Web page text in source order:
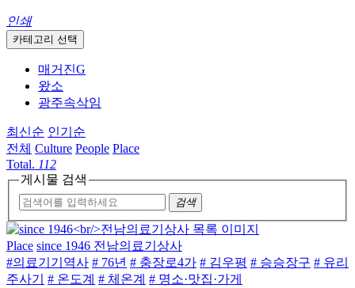
인쇄
카테고리 선택
매거진G
왔소
광주속삭임
최신순 인기순
전체 Culture People Place
Total. 112
게시물 검색
검색
Place since 1946 전남의료기상사
#의료기기역사 # 76년 # 충장로4가 # 김우평 # 승승장구 # 유리
주사기 # 온도계 # 체온계 # 명소·맛집·가게